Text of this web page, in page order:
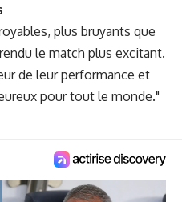
plus bruyants que
le match plus excitant.
de leur performance et
pour tout le monde."